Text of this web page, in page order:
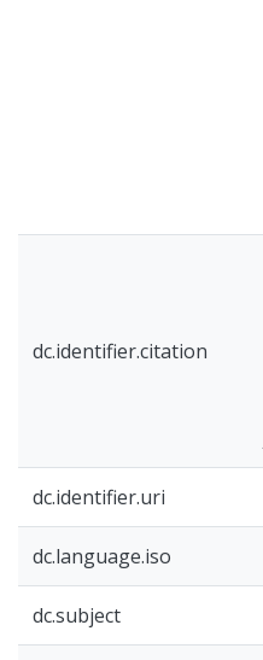
dc.identifier.citation
dc.identifier.uri
dc.language.iso
dc.subject